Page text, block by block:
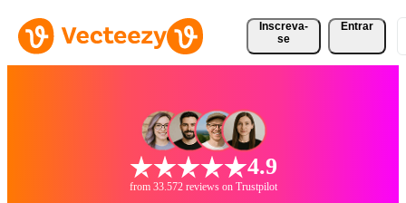
Inscreva-
se
Entrar
4.9
from 33.572 reviews on Trustpilot